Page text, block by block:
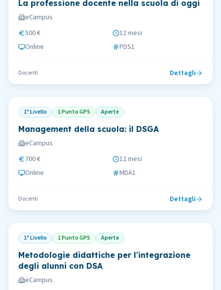
La professione docente nella scuola di oggi
eCampus
500 €
12 mesi
Online
PDS1
Docenti Dettagli
1° Livello 1 Punto GPS Aperte
Management della scuola: il DSGA
eCampus
700 €
12 mesi
Online
MDA1
Docenti Dettagli
1° Livello 1 Punto GPS Aperte
Metodologie didattiche per l'integrazione
degli alunni con DSA
eCampus